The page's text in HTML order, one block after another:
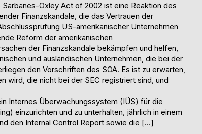
Oxley Act of 2002 ist eine Reaktion des
Finanzskandale, die das Vertrauen der
US-amerikanischer Unternehmen
Reform der amerikanischen
der Finanzskandale bekämpfen und helfen,
und ausländischen Unternehmen, die bei der
den Vorschriften des SOA. Es ist zu erwarten,
wird, die nicht bei der SEC registriert sind, und
Internes Überwachungssystem (IÜS) für die
einzurichten und zu unterhalten, jährlich in einem
den Internal Control Report sowie die […]